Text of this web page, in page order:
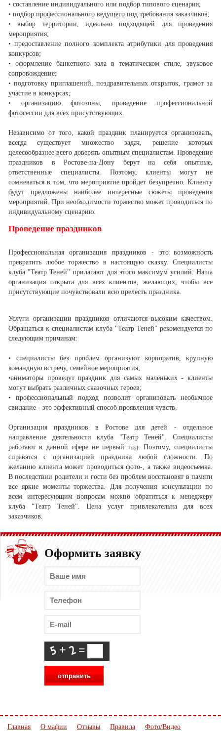
• составление индивидуального или подбор типового сценария;
• подбор профессионального ведущего под требования заказчиков;
• выбор территории, идеально подходящей для проведения
мероприятия;
• предоставление полного комплекта атрибутики для проведения
конкурсов;
• оформление банкетного зала в тематическом стиле, звуковое
сопровождение;
• подготовку приглашений, поздравительных открыток, грамот за
участие в конкурсах;
• организацию фотозоны, проведение профессиональной
фотосессии для всех присутствующих.
Независимо от того, какой праздник планируется организовать,
всегда существует множество задач, решение которых
целесообразнее всего доверять опытным специалистам. Проведение
праздников в Ростове-на-Дону берут на себя опытные,
ответственные специалисты. Поэтому, клиенты могут не
сомневаться в том, что мероприятие пройдет безупречно. Клиенту
будут предложены наиболее интересные сюжеты проведения
мероприятий. При необходимости торжество может проводиться по
индивидуальному сценарию.
Проведение праздников
Профессиональная организация праздников - это возможность
превратить любое торжество в настоящую сказку. Специалисты
клуба "Театр Теней" прилагают для этого максимум усилий. Наша
организация открыта для всех клиентов, желающих, чтобы все
присутствующие почувствовали всю прелесть праздника.
Услуги организации праздников отличаются высоким качеством.
Обращаться к специалистам клуба "Театр Теней" рекомендуется по
следующим причинам:
• специалисты без проблем организуют корпоратив, крупную
командную встречу, семейное мероприятия;
•аниматоры проведут праздник для самых маленьких - клиенты
могут выбрать различных сказочных героев;
• профессиональный подход позволит организовать необычное
свидание - это эффективный способ проявления чувств.
Организация праздников в Ростове для детей - отдельное
направление деятельности клуба "Театр Теней". Специалисты
работают в данной сфере не первый год. Поэтому, специалисты
справятся с организацией праздника любой сложности. По
желанию клиента может проводиться фото-, а также видеосъемка.
В последствии родители и гости без проблем восстановят в памяти
все яркие моменты торжества. Для получения консультации по
всем интересующим вопросам можно обратиться к менеджеру
клуба "Театр Теней". Цена услуг привлекательна для всех
заказчиков.
Оформить заявку
+ =
Главная О мафии Отзывы Правила Фото/Видео